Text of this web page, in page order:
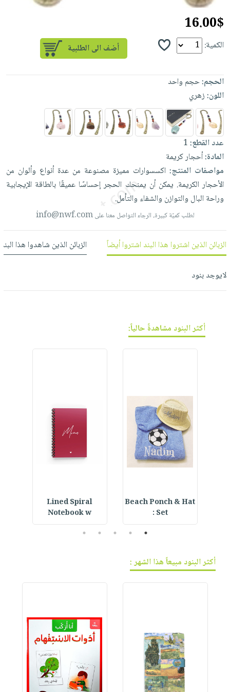
العناية
بالأسنان
الحمية
والتغذية
أدوات
المائدة
الأوعية
والتخزين
أدوات
المطبخ
الأكثر
مبيعاً
العودة
للمدارس
كتب
اكسسوارات
منزلية
اكسسوارات
ملابس
مطرزات
حقائب
حلي
عناية
أطفال
شحن
مجاني
بنود
مختارة
كل
الاشتراكات
صندوق
القراءة
iKitab
بلا
حدود
بحث
متقدم
نيل
وفرات
عن
الشركة
سياسة
فيديوهات
أسئلة
طرحها
خدمات
انشر
حسابك
لائحة
الأمنيات
التسوق
نشرة
الإصدارات
16.00$
الكمية:
الحجم:حجم واحد
اللون:زهري
عدد القطع:1
المادة:أحجار كريمة
مواصفات المنتج: اكسسوارات مميزة مصنوعة منعدةأنواع وألوان من
الأحجار الكريمة. يمكنأن يمنحك الحجرإحساسًا عميقًابالطاقة الإيجابية
وراحة البال والتوازن والشفاء والتأمل.
لطلب كميّة كبيرة، الرجاء التواصل معنا علىinfo@nwf.com
الزبائن الذين اشتروا هذا البند اشتروا أيضاً الزبائن الذين شاهدوا هذا
لايوجد بنود
أكثر البنود مشاهدةً حالياً:
Beach Ponch & Hat
Set :
Lined Spiral
Notebook w
1
2
3
4
5
أكثر البنود مبيعاً هذا الشهر :